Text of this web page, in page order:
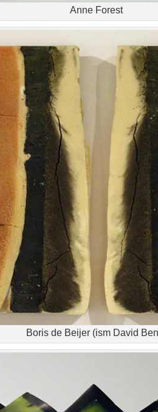
Anne Forest
Boris de Beijer (ism David